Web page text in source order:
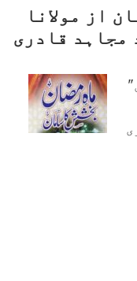
از مولانا
مجاہد قادری